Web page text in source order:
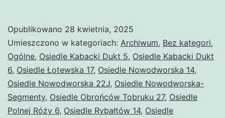
Opublikowano 28 kwietnia, 2025
Umieszczono w kategoriach: Archiwum, Bez kategori,
Ogólne, Osiedle Kabacki Dukt 5, Osiedle Kabacki Dukt
6, Osiedle Łotewska 17, Osiedle Nowodworska 14,
Osiedle Nowodworska 22J, Osiedle Nowodworska-
Segmenty, Osiedle Obrońców Tobruku 27, Osiedle
Polnej Róży 6, Osiedle Rybałtów 14, Osiedle